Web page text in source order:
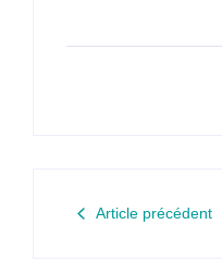
Article précédent